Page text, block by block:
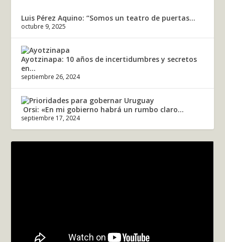
Luis Pérez Aquino: “Somos un teatro de puertas...
octubre 9, 2025
Ayotzinapa: 10 años de incertidumbres y secretos
en...
septiembre 26, 2024
Orsi: «En mi gobierno habrá un rumbo claro...
septiembre 17, 2024